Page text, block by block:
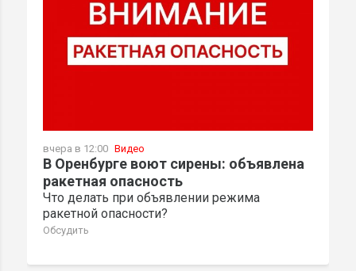
вчера в 12:00 Видео
В Оренбурге воют сирены: объявлена
ракетная опасность
Что делать при объявлении режима
ракетной опасности?
Обсудить